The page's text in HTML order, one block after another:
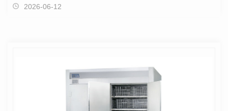
2026-06-12